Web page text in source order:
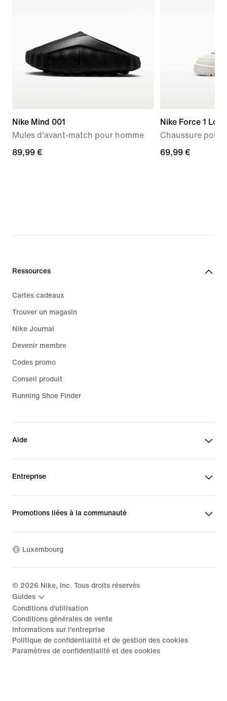
Nike Mind 001
Mules d'avant-match pour homme
89,99 €
89,99 €
Nike Force 1 Low
Chaussure pour
69,99 €
69,99 €
Ressources
Cartes cadeaux
Trouver un magasin
Nike Journal
Devenir membre
Codes promo
Conseil produit
Running Shoe Finder
Aide
Entreprise
Promotions liées à la communauté
Luxembourg
© 2026 Nike, Inc. Tous droits réservés
Guides
Conditions d'utilisation
Conditions générales de vente
Informations sur l'entreprise
Politique de confidentialité et de gestion des cookies
Paramètres de confidentialité et des cookies